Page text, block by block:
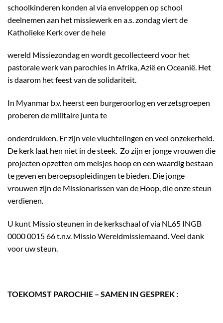
schoolkinderen konden al via enveloppen op school
deelnemen aan het missiewerk en a.s. zondag viert de
Katholieke Kerk over de hele
wereld Missiezondag en wordt gecollecteerd voor het
pastorale werk van parochies in Afrika, Azië en Oceanië. Het
is daarom het feest van de solidariteit.
In Myanmar b.v. heerst een burgeroorlog en verzetsgroepen
proberen de militaire junta te
onderdrukken. Er zijn vele vluchtelingen en veel onzekerheid.
De kerk laat hen niet in de steek. Zo zijn er jonge vrouwen die
projecten opzetten om meisjes hoop en een waardig bestaan
te geven en beroepsopleidingen te bieden. Die jonge
vrouwen zijn de Missionarissen van de Hoop, die onze steun
verdienen.
U kunt Missio steunen in de kerkschaal of via NL65 INGB
0000 0015 66 t.n.v. Missio Wereldmissiemaand. Veel dank
voor uw steun.
TOEKOMST PAROCHIE – SAMEN IN GESPREK :